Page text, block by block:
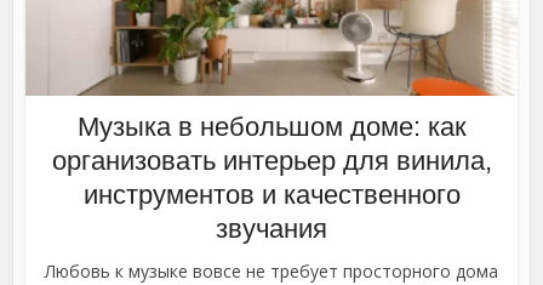
Музыка в небольшом доме: как
организовать интерьер для винила,
инструментов и качественного
звучания
Любовь к музыке вовсе не требует просторного дома